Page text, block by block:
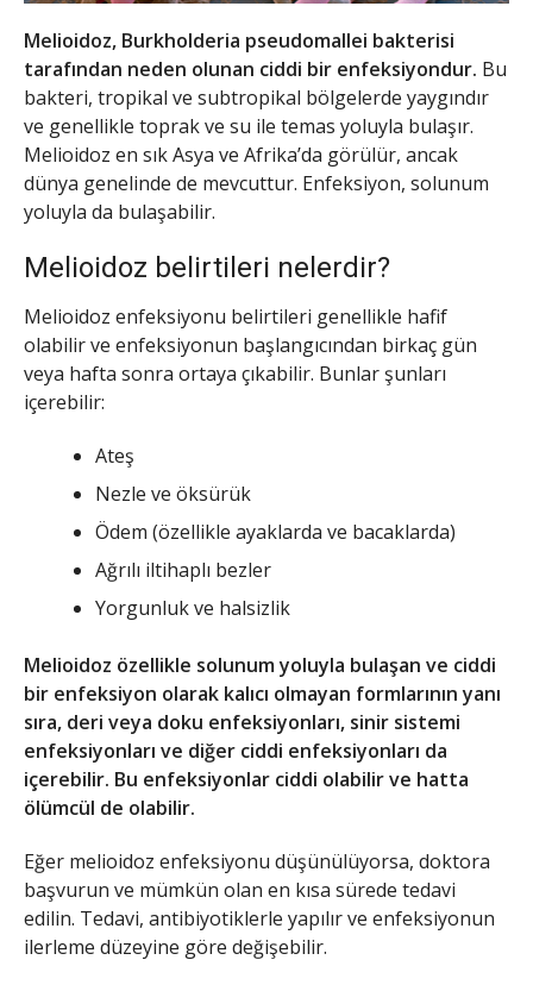
Melioidoz, Burkholderia pseudomallei bakterisi
tarafından neden olunan ciddi bir enfeksiyondur. Bu
bakteri, tropikal ve subtropikal bölgelerde yaygındır
ve genellikle toprak ve su ile temas yoluyla bulaşır.
Melioidoz en sık Asya ve Afrika’da görülür, ancak
dünya genelinde de mevcuttur. Enfeksiyon, solunum
yoluyla da bulaşabilir.
Melioidoz belirtileri nelerdir?
Melioidoz enfeksiyonu belirtileri genellikle hafif
olabilir ve enfeksiyonun başlangıcından birkaç gün
veya hafta sonra ortaya çıkabilir. Bunlar şunları
içerebilir:
Ateş
Nezle ve öksürük
Ödem (özellikle ayaklarda ve bacaklarda)
Ağrılı iltihaplı bezler
Yorgunluk ve halsizlik
Melioidoz özellikle solunum yoluyla bulaşan ve ciddi
bir enfeksiyon olarak kalıcı olmayan formlarının yanı
sıra, deri veya doku enfeksiyonları, sinir sistemi
enfeksiyonları ve diğer ciddi enfeksiyonları da
içerebilir. Bu enfeksiyonlar ciddi olabilir ve hatta
ölümcül de olabilir.
Eğer melioidoz enfeksiyonu düşünülüyorsa, doktora
başvurun ve mümkün olan en kısa sürede tedavi
edilin. Tedavi, antibiyotiklerle yapılır ve enfeksiyonun
ilerleme düzeyine göre değişebilir.